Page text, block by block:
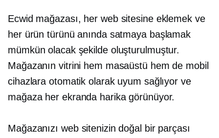
Ecwid mağazası, her web sitesine eklemek ve
her ürün türünü anında satmaya başlamak
mümkün olacak şekilde oluşturulmuştur.
Mağazanın vitrini hem masaüstü hem de mobil
cihazlara otomatik olarak uyum sağlıyor ve
mağaza her ekranda harika görünüyor.
Mağazanızı web sitenizin doğal bir parçası